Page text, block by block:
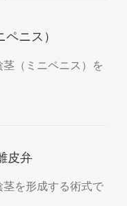
ニス）
（ミニペニス）を
皮弁
を形成する術式で